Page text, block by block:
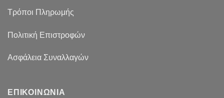
Τρόποι Πληρωμής
Πολιτική Επιστροφών
Ασφάλεια Συναλλαγών
ΕΠΙΚΟΙΝΩΝΙΑ